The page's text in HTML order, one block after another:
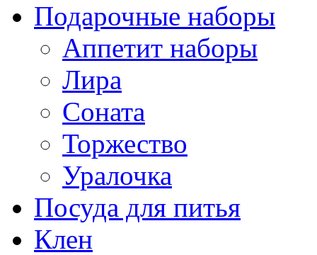
Подарочные наборы
Аппетит наборы
Лира
Соната
Торжество
Уралочка
Посуда для питья
Клен